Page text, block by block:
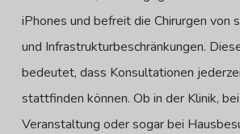
iPhones und befreit die Chirurgen von
und Infrastrukturbeschränkungen.
bedeutet, dass Konsultationen
stattfinden können. Ob in der Klinik,
Veranstaltung oder sogar bei